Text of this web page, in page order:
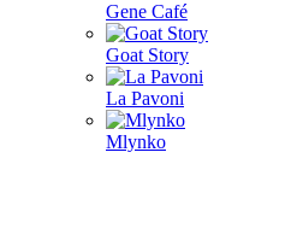
Gene Café
Goat Story
La Pavoni
Mlynko